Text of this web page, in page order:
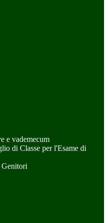
e vademecum
di Classe per l'Esame di